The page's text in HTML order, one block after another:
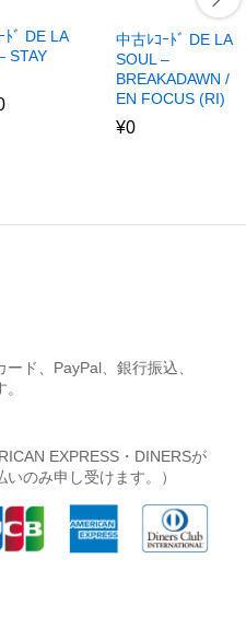
ﾄﾞ DE LA
STAY
中古ﾚｺｰﾄﾞ DE LA
SOUL –
BREAKADAWN /
EN FOCUS (RI)
¥0
ド、PayPal、銀行振込、
EXPRESS・DINERSが
のみ申し受けます。）